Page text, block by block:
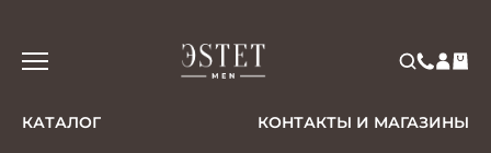
КАТАЛОГ КОНТАКТЫ И МАГАЗИНЫ